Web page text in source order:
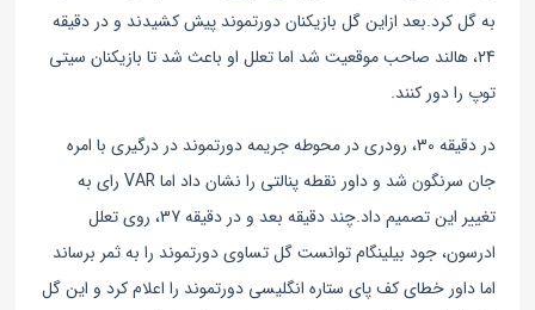
به گل کرد.بعد ازاین گل بازیکنان دورتموند پیش کشیدند و در دقیقه
24، هالند صاحب موقعیت شد اما تعلل او باعث شد تا بازیکنان سیتی
توپ را دور کنند.
در دقیقه 30، رودری در محوطه جریمه دورتموند در درگیری با امره
جان سرنگون شد و داور نقطه پنالتی را نشان داد اما VAR رای به
تغییر این تصمیم داد.چند دقیقه بعد و در دقیقه 37، روی تعلل
ادرسون، جود بیلینگام توانست گل تساوی دورتموند را به ثمر برساند
اما داور خطای کف پای ستاره انگلیسی دورتموند را اعلام کرد و این گل